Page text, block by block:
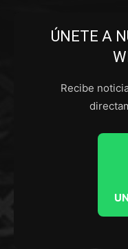
ÚNETE A
Recibe